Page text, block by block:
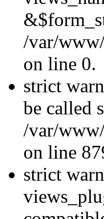
/var/
on line 0.
strict
be called
/var/
on line
strict